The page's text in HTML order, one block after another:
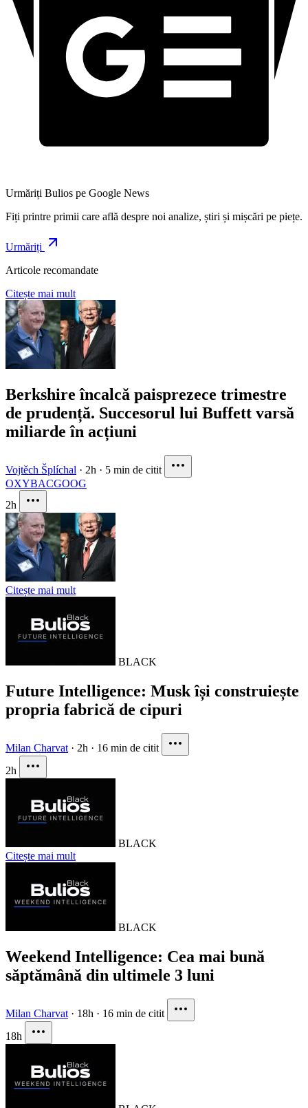
Urmăriți Bulios pe Google News
Fiți printre primii care află despre noi analize, știri și mișcări pe piețe.
Urmăriți
Articole recomandate
Citește mai mult
Berkshire încalcă paisprezece trimestre
de prudență. Succesorul lui Buffett varsă
miliarde în acțiuni
Vojtěch Šplíchal · 2h · 5 min de citit
OXYBACGOOG
2h
Citește mai mult
BLACK
Future Intelligence: Musk își construiește
propria fabrică de cipuri
Milan Charvat · 2h · 16 min de citit
2h
BLACK
Citește mai mult
BLACK
Weekend Intelligence: Cea mai bună
săptămână din ultimele 3 luni
Milan Charvat · 18h · 16 min de citit
18h